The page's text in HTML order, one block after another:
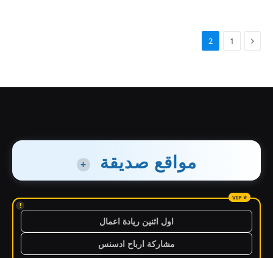
1
2
مواقع صديقة +
!
اول اثنين ريادة اعمال
مشاركة ارباح ادسنس